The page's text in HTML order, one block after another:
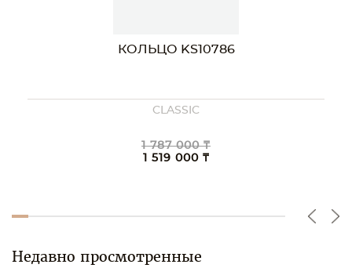
КОЛЬЦО KS10786
CLASSIC
1 787 000 ₸
1 519 000 ₸
Недавно просмотренные